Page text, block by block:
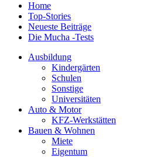
Home
Top-Stories
Neueste Beiträge
Die Mucha -Tests
Ausbildung
Kindergärten
Schulen
Sonstige
Universitäten
Auto & Motor
KFZ-Werkstätten
Bauen & Wohnen
Miete
Eigentum